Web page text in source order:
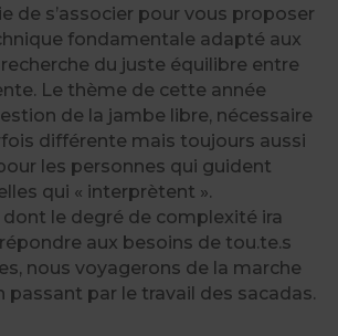
de s’associer pour vous proposer
fondamentale adapté aux
du juste équilibre entre
Le thème de cette année
de la jambe libre, nécessaire
différente mais toujours aussi
les personnes qui guident
qui « interprètent ».
dont le degré de complexité ira
aux besoins de tou.te.s
nous voyagerons de la marche
passant par le travail des sacadas.